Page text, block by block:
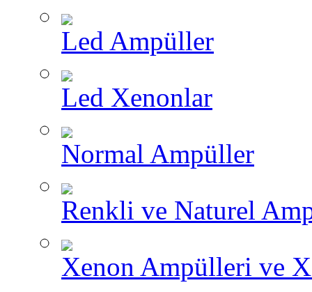
Led Ampüller
Led Xenonlar
Normal Ampüller
Renkli ve Naturel
Xenon Ampülleri ve